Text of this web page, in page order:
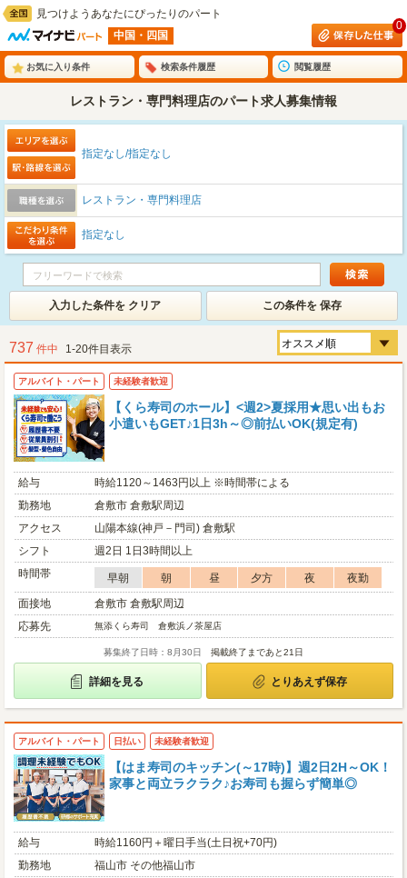
見つけようあなたにぴったりのパート
中国・四国
0
お気に入り条件 検索条件履歴 閲覧履歴
レストラン・専門料理店のパート求人募集情報
指定なし/指定なし
レストラン・専門料理店
指定なし
入力した条件を クリア この条件を 保存
737 件中 1-20件目表示
アルバイト・パート 未経験者歓迎
【くら寿司のホール】<週2>夏採用★思い出もお
小遣いもGET♪1日3h～◎前払いOK(規定有)
給与
時給1120～1463円以上 ※時間帯による
勤務地
倉敷市 倉敷駅周辺
アクセス
山陽本線(神戸－門司) 倉敷駅
シフト
週2日 1日3時間以上
時間帯
早朝 朝 昼 夕方 夜
夜勤
面接地
倉敷市 倉敷駅周辺
応募先
無添くら寿司 倉敷浜ノ茶屋店
募集終了日時：8月30日 掲載終了まであと21日
詳細を見る とりあえず保存
アルバイト・パート 日払い 未経験者歓迎
【はま寿司のキッチン(～17時)】週2日2H～OK！
家事と両立ラクラク♪お寿司も握らず簡単◎
給与
時給1160円＋曜日手当(土日祝+70円)
勤務地
福山市 その他福山市